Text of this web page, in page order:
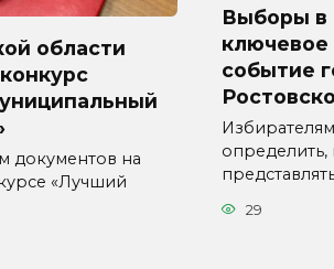
области
документов на
«Лучший
Выборы в
ключевое
событие
определить,
29